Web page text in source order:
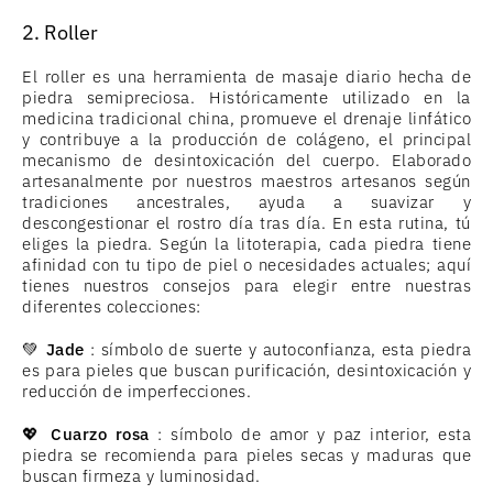
2. Roller
El roller es una herramienta de masaje diario hecha de
piedra semipreciosa. Históricamente utilizado en la
medicina tradicional china, promueve el drenaje linfático
y contribuye a la producción de colágeno, el principal
mecanismo de desintoxicación del cuerpo. Elaborado
artesanalmente por nuestros maestros artesanos según
tradiciones ancestrales, ayuda a suavizar y
descongestionar el rostro día tras día. En esta rutina, tú
eliges la piedra. Según la litoterapia, cada piedra tiene
afinidad con tu tipo de piel o necesidades actuales; aquí
tienes nuestros consejos para elegir entre nuestras
diferentes colecciones:
💚 Jade : símbolo de suerte y autoconfianza, esta piedra
es para pieles que buscan purificación, desintoxicación y
reducción de imperfecciones.
💖 Cuarzo rosa : símbolo de amor y paz interior, esta
piedra se recomienda para pieles secas y maduras que
buscan firmeza y luminosidad.